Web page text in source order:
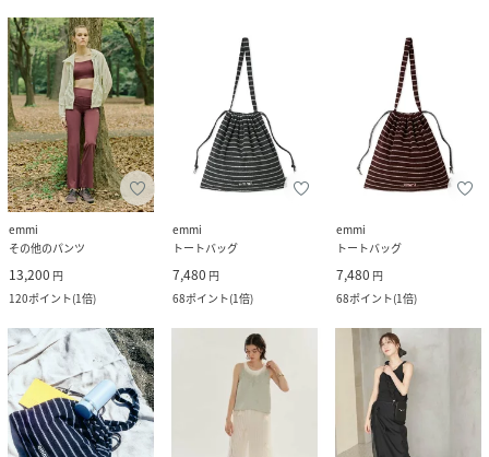
emmi
その他のパンツ
13,200 円
120ポイント(1倍)
emmi
トートバッグ
7,480 円
68ポイント(1倍)
emmi
トートバッグ
7,480 円
68ポイント(1倍)